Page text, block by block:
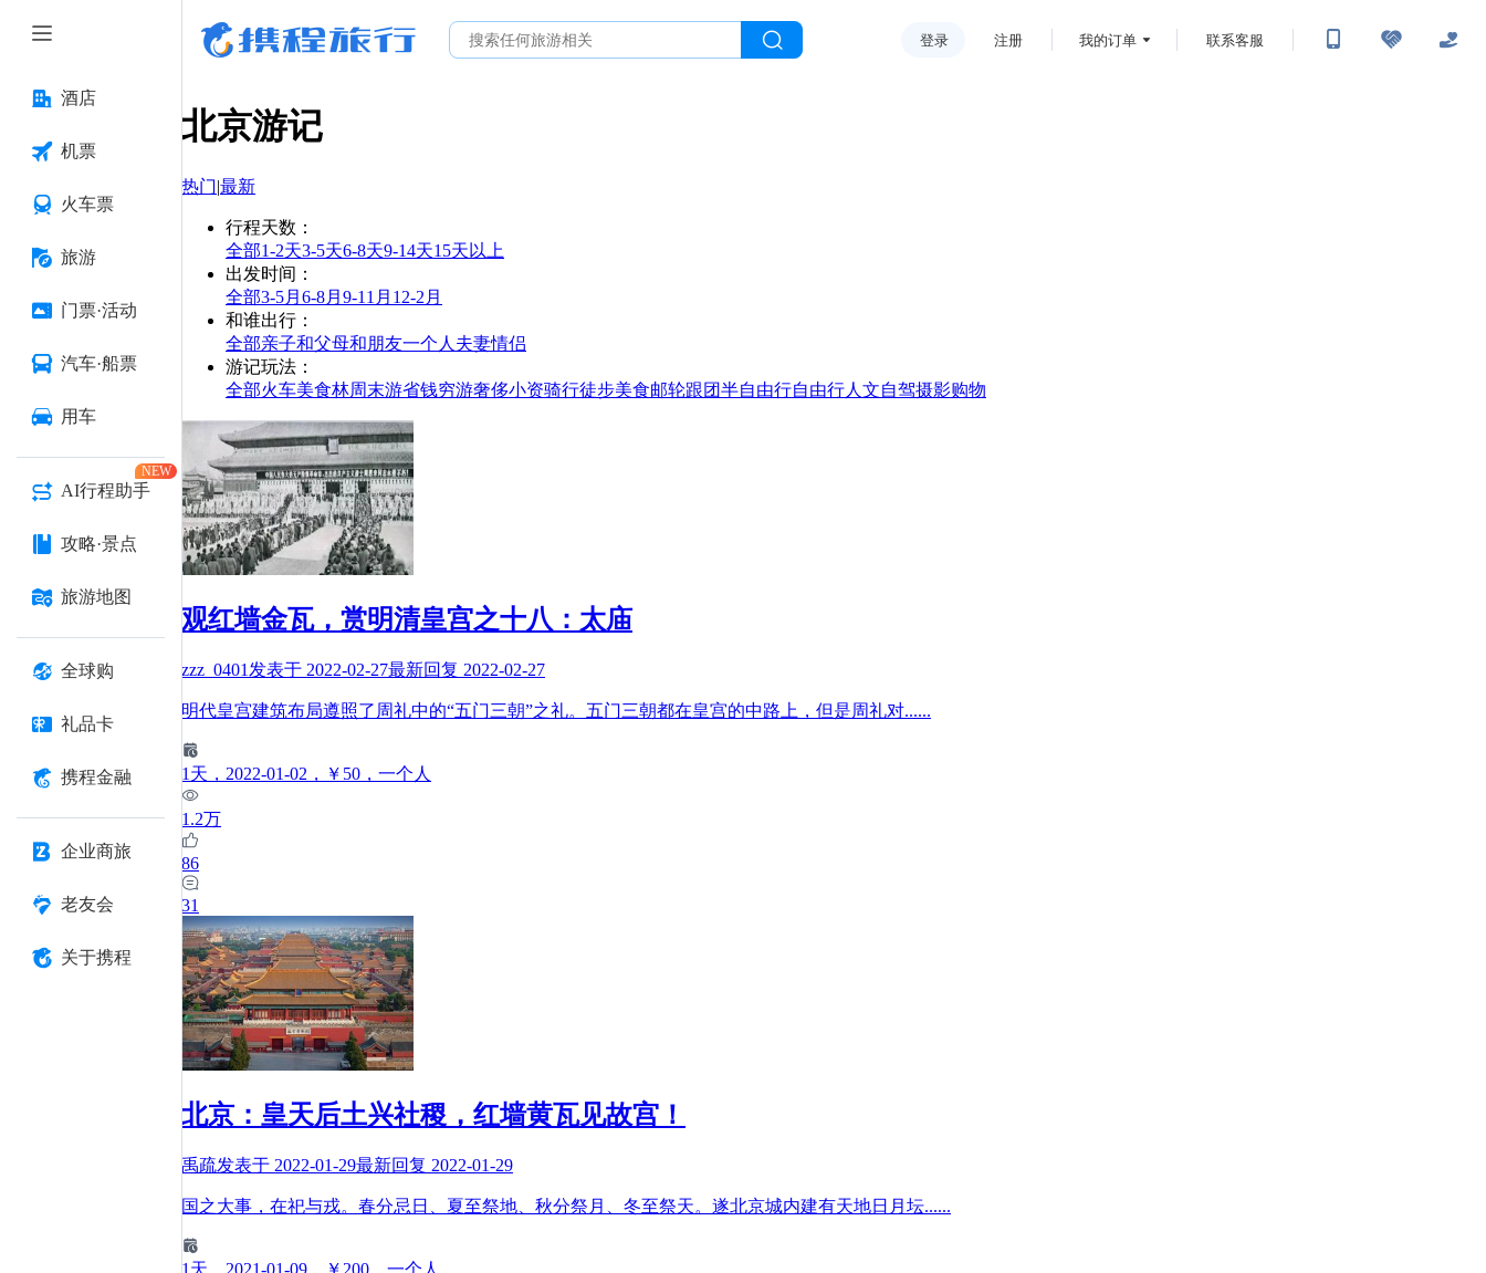
酒店
机票
火车票
旅游
门票·活动
汽车·船票
用车
AI行程助手
NEW
攻略·景点
旅游地图
全球购
礼品卡
携程金融
企业商旅
老友会
关于携程
登录 注册 我的订单 联系客服
北京游记
热门|最新
行程天数 ：
全部1-2天3-5天6-8天9-14天15天以上
出发时间 ：
全部3-5月 6-8月 9-11月 12-2月
和谁出行 ：
全部亲子和父母和朋友一个人 夫妻情侣
游记玩法 ：
全部火车美食林周末游省钱穷游奢侈小资骑行徒步美食邮轮跟团半自由行自由行人文自驾摄影购物
观红墙金瓦，赏明清皇宫之十八：太庙
zzz_0401 发表于 2022-02-27最新回复 2022-02-27
明代皇宫建筑布局遵照了周礼中的“五门三朝”之礼。五门三朝都在皇宫的中路上，但是周礼对......
1 天 ，2022-01-02 ，￥50 ，一个人
1.2万
86
31
北京：皇天后土兴社稷，红墙黄瓦见故宫！
禹疏发表于 2022-01-29最新回复 2022-01-29
国之大事，在祀与戎。春分忌日、夏至祭地、秋分祭月、冬至祭天。遂北京城内建有天地日月坛......
1 天 ，2021-01-09 ，￥200 ，一个人